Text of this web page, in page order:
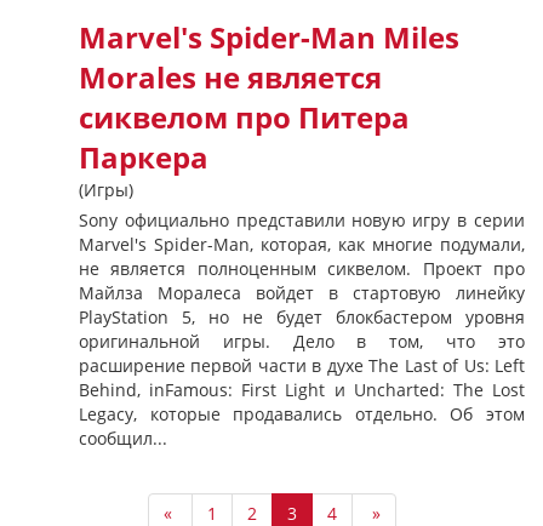
Marvel's Spider-Man Miles
Morales не является
сиквелом про Питера
Паркера
(Игры)
Sony официально представили новую игру в серии
Marvel's Spider-Man, которая, как многие подумали,
не является полноценным сиквелом. Проект про
Майлза Моралеса войдет в стартовую линейку
PlayStation 5, но не будет блокбастером уровня
оригинальной игры. Дело в том, что это
расширение первой части в духе The Last of Us: Left
Behind, inFamous: First Light и Uncharted: The Lost
Legacy, которые продавались отдельно. Об этом
сообщил...
« 1 2 3 4 »